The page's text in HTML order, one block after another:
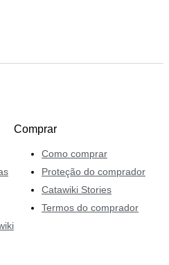
Comprar
Como comprar
Proteção do comprador
Catawiki Stories
Termos do comprador